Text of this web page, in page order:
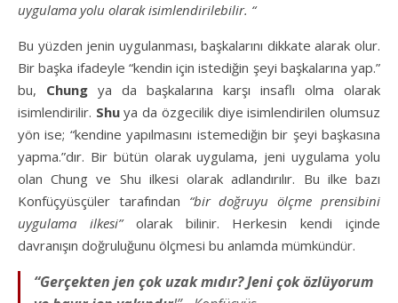
uygulama yolu olarak isimlendirilebilir. “
Bu yüzden jenin uygulanması, başkalarını dikkate alarak olur.
Bir başka ifadeyle “kendin için istediğin şeyi başkalarına yap.”
bu, Chung ya da başkalarına karşı insaflı olma olarak
isimlendirilir. Shuya da özgecilik diye isimlendirilen olumsuz
yön ise; “kendine yapılmasını istemediğin bir şeyi başkasına
yapma.”dır. Bir bütün olarak uygulama, jeni uygulama yolu
olan Chung ve Shu ilkesi olarak adlandırılır. Bu ilke bazı
Konfüçyüsçüler tarafından “bir doğruyu ölçme prensibini
uygulama ilkesi”olarak bilinir. Herkesin kendi içinde
davranışın doğruluğunu ölçmesi bu anlamda mümkündür.
“Gerçekten jen çok uzak mıdır? Jeni çok özlüyorum